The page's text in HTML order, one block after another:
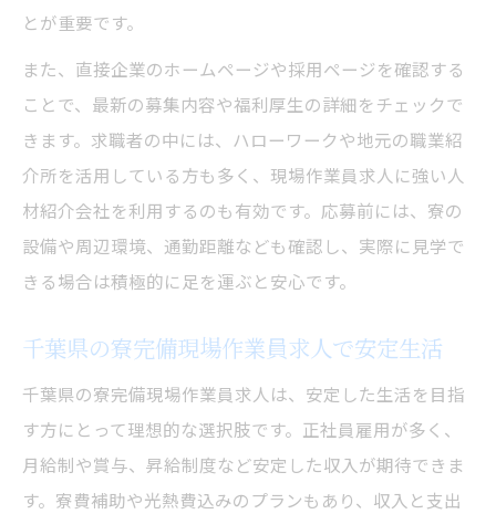
とが重要です。
また、直接企業のホームページや採用ページを確認する
ことで、最新の募集内容や福利厚生の詳細をチェックで
きます。求職者の中には、ハローワークや地元の職業紹
介所を活用している方も多く、現場作業員求人に強い人
材紹介会社を利用するのも有効です。応募前には、寮の
設備や周辺環境、通勤距離なども確認し、実際に見学で
きる場合は積極的に足を運ぶと安心です。
千葉県の寮完備現場作業員求人で安定生活
千葉県の寮完備現場作業員求人は、安定した生活を目指
す方にとって理想的な選択肢です。正社員雇用が多く、
月給制や賞与、昇給制度など安定した収入が期待できま
す。寮費補助や光熱費込みのプランもあり、収入と支出